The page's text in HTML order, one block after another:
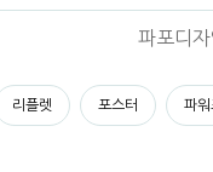
파포디
리플렛 포스터 파워